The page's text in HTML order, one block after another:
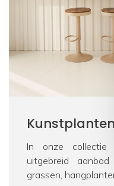
Kunstplanten
In onze
uitgebreid
grassen,